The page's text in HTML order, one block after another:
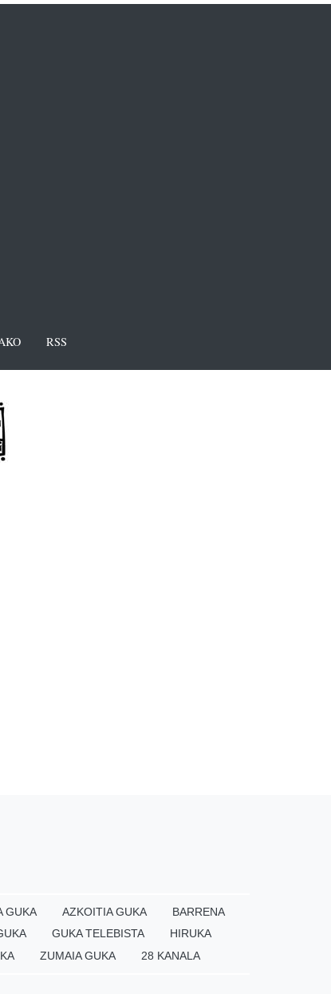
RSS
GUKA AZKOITIA GUKA
BARRENA
GUKA TELEBISTA
HIRUKA
ZUMAIA GUKA 28 KANALA